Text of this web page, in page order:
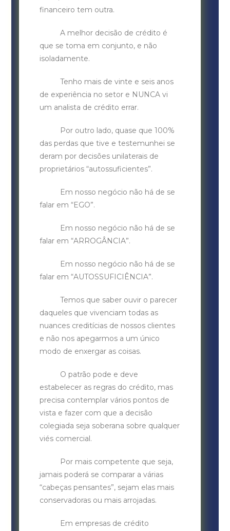
financeiro tem outra.
A melhor decisão de crédito é
que se toma em conjunto, e não
isoladamente.
Tenho mais de vinte e seis anos
de experiência no setor e NUNCA vi
um analista de crédito errar.
Por outro lado, quase que 100%
das perdas que tive e testemunhei se
deram por decisões unilaterais de
proprietários “autossuficientes”.
Em nosso negócio não há de se
falar em “EGO”.
Em nosso negócio não há de se
falar em “ARROGÂNCIA”.
Em nosso negócio não há de se
falar em “AUTOSSUFICIÊNCIA”.
Temos que saber ouvir o parecer
daqueles que vivenciam todas as
nuances creditícias de nossos clientes
e não nos apegarmos a um único
modo de enxergar as coisas.
O patrão pode e deve
estabelecer as regras do crédito, mas
precisa contemplar vários pontos de
vista e fazer com que a decisão
colegiada seja soberana sobre qualquer
viés comercial.
Por mais competente que seja,
jamais poderá se comparar a várias
“cabeças pensantes”, sejam elas mais
conservadoras ou mais arrojadas.
Em empresas de crédito